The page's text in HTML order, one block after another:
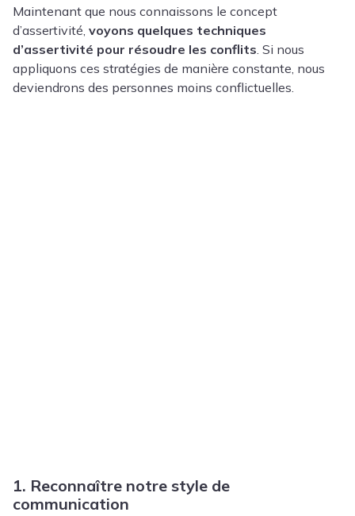
Maintenant que nous connaissons le concept
d’assertivité, voyons quelques techniques
d’assertivité pour résoudre les conflits . Si nous
appliquons ces stratégies de manière constante, nous
deviendrons des personnes moins conflictuelles.
1. Reconnaître notre style de
communication